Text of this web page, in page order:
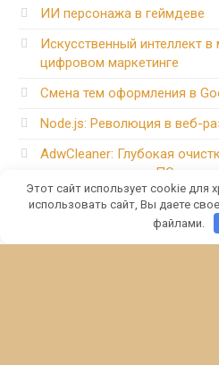
ИИ персонажа в геймдеве
Искусственный интеллект
цифровом маркетинге
Смена тем оформления в
Node.js: Революция в веб-
AdwCleaner: Глубокая
и нежелательного ПО
Avast Free Antivirus:
Этот сайт использует cookie для
использовать сайт, Вы даете
файлами.